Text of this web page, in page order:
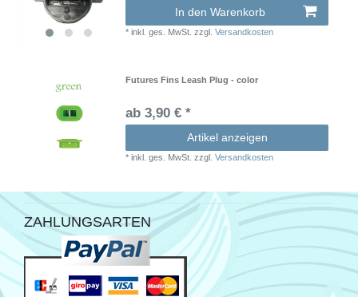
In den Warenkorb
*inkl. ges. MwSt. zzgl.Versandkosten
Futures Fins Leash Plug - color
ab 3,90 € *
Artikel anzeigen
*inkl. ges. MwSt. zzgl.Versandkosten
ZAHLUNGSARTEN